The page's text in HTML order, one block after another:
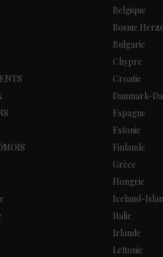
Belgique
Bosnie
Bulgarie
Chypre
Croatie
Danmark-
Espagne
Estonie
Finlande
Grèce
Hongrie
Iceland-
Italie
Irlande
Lettonie